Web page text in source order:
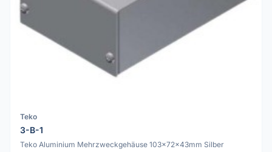
Teko
3-B-1
Teko Aluminium Mehrzweckgehäuse 103x72x43mm Silber